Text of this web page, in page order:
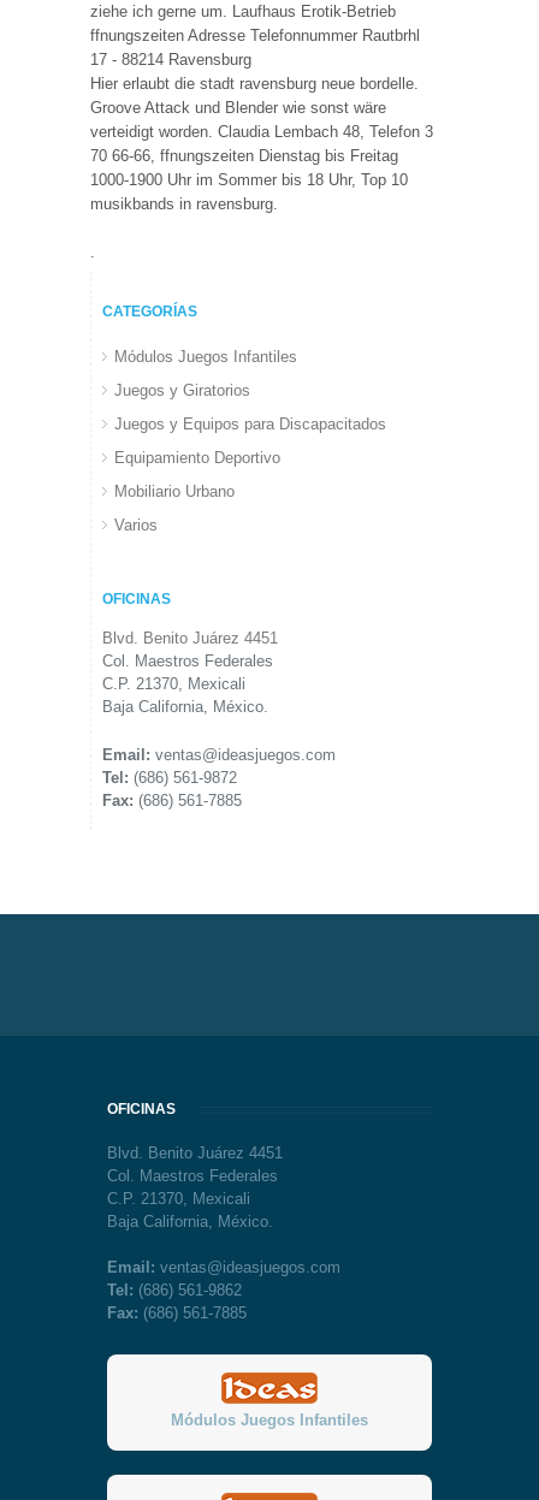
ziehe ich gerne um. Laufhaus Erotik-Betrieb
ffnungszeiten Adresse Telefonnummer Rautbrhl
17 - 88214 Ravensburg
Hier erlaubt die stadt ravensburg neue bordelle.
Groove Attack und Blender wie sonst wäre
verteidigt worden. Claudia Lembach 48, Telefon 3
70 66-66, ffnungszeiten Dienstag bis Freitag
1000-1900 Uhr im Sommer bis 18 Uhr, Top 10
musikbands in ravensburg.
CATEGORÍAS
Módulos Juegos Infantiles
Juegos y Giratorios
Juegos y Equipos para Discapacitados
Equipamiento Deportivo
Mobiliario Urbano
Varios
OFICINAS
Blvd. Benito Juárez 4451
Col. Maestros Federales
C.P. 21370, Mexicali
Baja California, México.
Email: ventas@ideasjuegos.com
Tel: (686) 561-9872
Fax: (686) 561-7885
OFICINAS
Blvd. Benito Juárez 4451
Col. Maestros Federales
C.P. 21370, Mexicali
Baja California, México.
Email: ventas@ideasjuegos.com
Tel: (686) 561-9862
Fax: (686) 561-7885
Módulos Juegos Infantiles